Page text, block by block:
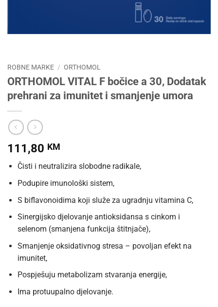
ROBNE MARKE / ORTHOMOL
ORTHOMOL VITAL F bočice a 30, Dodatak
prehrani za imunitet i smanjenje umora
111,80 KM
Čisti i neutralizira slobodne radikale,
Podupire imunološki sistem,
S biflavonoidima koji služe za ugradnju vitamina C,
Sinergijsko djelovanje antioksidansa s cinkom i
selenom (smanjena funkcija štitnjače),
Smanjenje oksidativnog stresa – povoljan efekt na
imunitet,
Pospješuju metabolizam stvaranja energije,
Ima protuupalno djelovanje.